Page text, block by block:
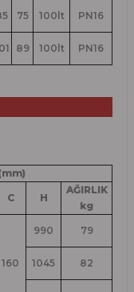
75 100lt PN16
89 100lt PN16
C H
AĞIRLIK
kg
160
990 79
1045 82